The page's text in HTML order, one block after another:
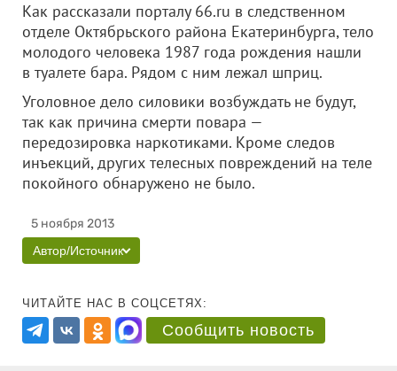
Как рассказали порталу 66.ru в следственном
отделе Октябрьского района Екатеринбурга, тело
молодого человека 1987 года рождения нашли
в туалете бара. Рядом с ним лежал шприц.
Уголовное дело силовики возбуждать не будут,
так как причина смерти повара —
передозировка наркотиками. Кроме следов
инъекций, других телесных повреждений на теле
покойного обнаружено не было.
5 ноября 2013
Автор/Источник
ЧИТАЙТЕ НАС В СОЦСЕТЯХ:
Сообщить новость